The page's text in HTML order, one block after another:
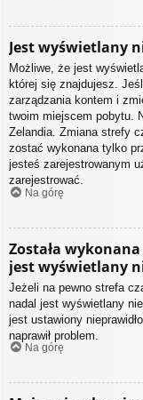
Jest wyświetlany
Możliwe, że jest
której się znajdujesz.
zarządzania kontem i
twoim miejscem pobytu.
Zelandia. Zmiana strefy
zostać wykonana tylko
jesteś zarejestrowanym
zarejestrować.
Na górę
Została
jest wyświetlany
Jeżeli na pewno strefa
nadal jest wyświetlany
jest ustawiony
naprawił problem.
Na górę